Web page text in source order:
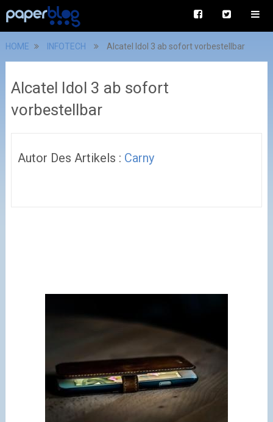
HOME INFOTECH Alcatel Idol 3 ab sofort vorbestellbar
Alcatel Idol 3 ab sofort
vorbestellbar
Autor Des Artikels : Carny